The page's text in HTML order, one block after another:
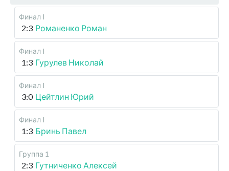
Финал I
2:3 Романенко Роман
Финал I
1:3 Гурулев Николай
Финал I
3:0 Цейтлин Юрий
Финал I
1:3 Бринь Павел
Группа 1
2:3 Гутниченко Алексей